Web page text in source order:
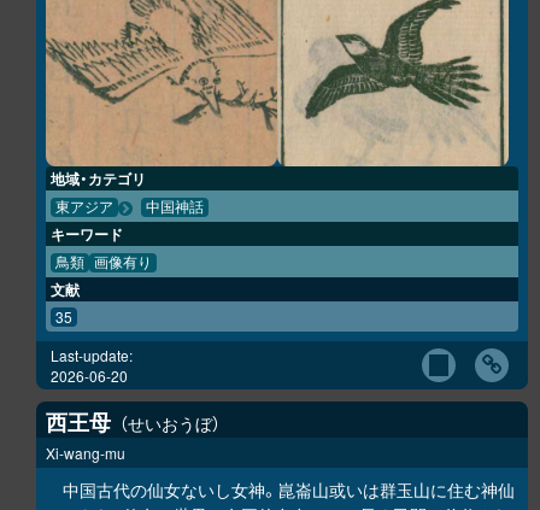
地域・カテゴリ
東アジア 中国神話
キーワード
鳥類 画像有り
文献
35
Last-update:
2026-06-20
西王母 せいおうぼ
Xi-wang-mu
中国古代の仙女ないし女神。崑崙山或いは群玉山に住む神仙